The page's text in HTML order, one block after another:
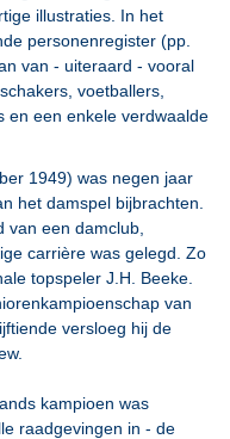
illustraties. In het
personenregister (pp.
van - uiteraard - vooral
voetballers,
en een enkele verdwaalde
1949) was negen jaar
het damspel bijbrachten.
van een damclub,
carrière was gelegd. Zo
topspeler J.H. Beeke.
van
versloeg hij de
kampioen was
raadgevingen in - de